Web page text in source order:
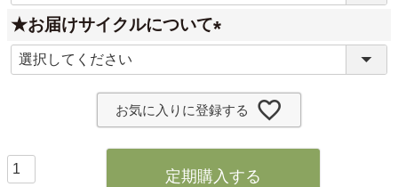
必
須
★お届けサイクルについて
必
須
)
お気に入りに登録する
定期購入する